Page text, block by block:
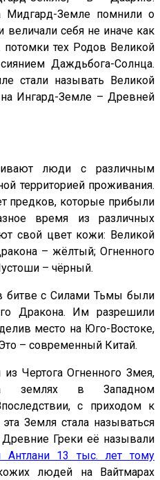
Мидгард-Земле помнили о
себя не иначе как
тех Родов Великой
Даждьбога-Солнца.
стали называть Великой
Ингард-Земле – Древней
люди с различным
территорией проживания.
предков, которые прибыли
время из различных
свой цвет кожи: Великой
– жёлтый; Огненного
– чёрный.
с Силами Тьмы были
Дракона. Им разрешили
место на Юго-Востоке,
– современный Китай.
Чертога Огненного Змея,
землях в Западном
с приходом к
Земля стала называться
Греки её называли
Антлани 13 тыс. лет тому
людей на Вайтмарах